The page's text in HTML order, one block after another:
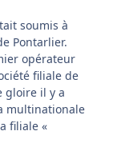
soumis à
Pontarlier.
opérateur
filiale de
gloire il y a
multinationale
filiale «